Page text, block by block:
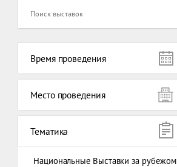
Время проведения
Место проведения
Тематика
Национальные Выставки за рубежом